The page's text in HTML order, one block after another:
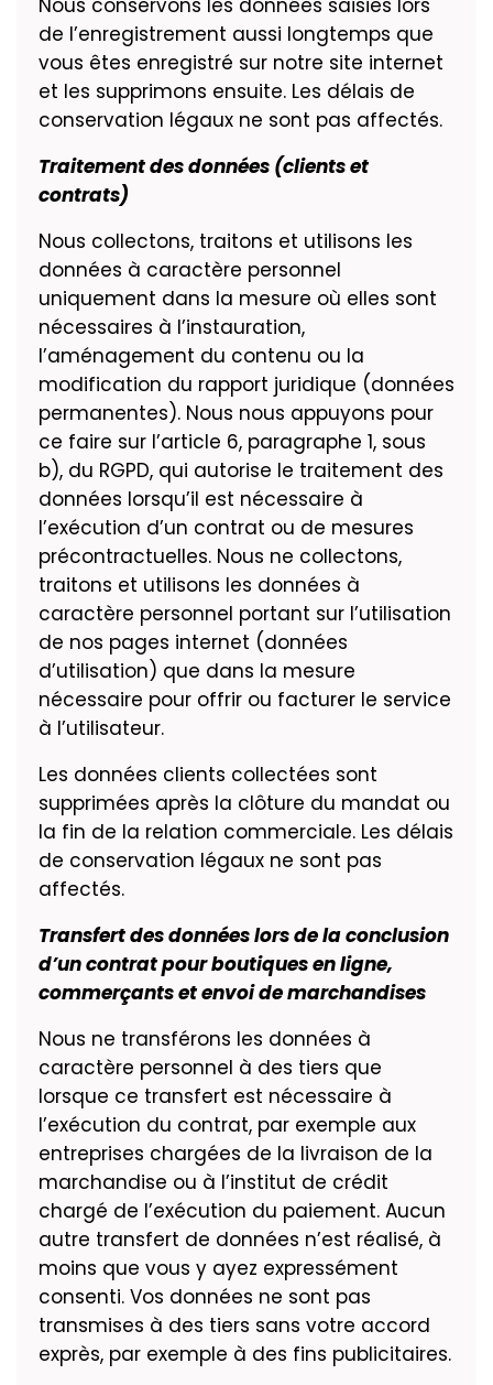
Nous conservons les données saisies lors
de l’enregistrement aussi longtemps que
vous êtes enregistré sur notre site internet
et les supprimons ensuite. Les délais de
conservation légaux ne sont pas affectés.
Traitement des données (clients et
contrats)
Nous collectons, traitons et utilisons les
données à caractère personnel
uniquement dans la mesure où elles sont
nécessaires à l’instauration,
l’aménagement du contenu ou la
modification du rapport juridique (données
permanentes). Nous nous appuyons pour
ce faire sur l’article 6, paragraphe 1, sous
b), du RGPD, qui autorise le traitement des
données lorsqu’il est nécessaire à
l’exécution d’un contrat ou de mesures
précontractuelles. Nous ne collectons,
traitons et utilisons les données à
caractère personnel portant sur l’utilisation
de nos pages internet (données
d’utilisation) que dans la mesure
nécessaire pour offrir ou facturer le service
à l’utilisateur.
Les données clients collectées sont
supprimées après la clôture du mandat ou
la fin de la relation commerciale. Les délais
de conservation légaux ne sont pas
affectés.
Transfert des données lors de la conclusion
d’un contrat pour boutiques en ligne,
commerçants et envoi de marchandises
Nous ne transférons les données à
caractère personnel à des tiers que
lorsque ce transfert est nécessaire à
l’exécution du contrat, par exemple aux
entreprises chargées de la livraison de la
marchandise ou à l’institut de crédit
chargé de l’exécution du paiement. Aucun
autre transfert de données n’est réalisé, à
moins que vous y ayez expressément
consenti. Vos données ne sont pas
transmises à des tiers sans votre accord
exprès, par exemple à des fins publicitaires.